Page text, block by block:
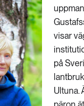
visar
på
Ultuna.